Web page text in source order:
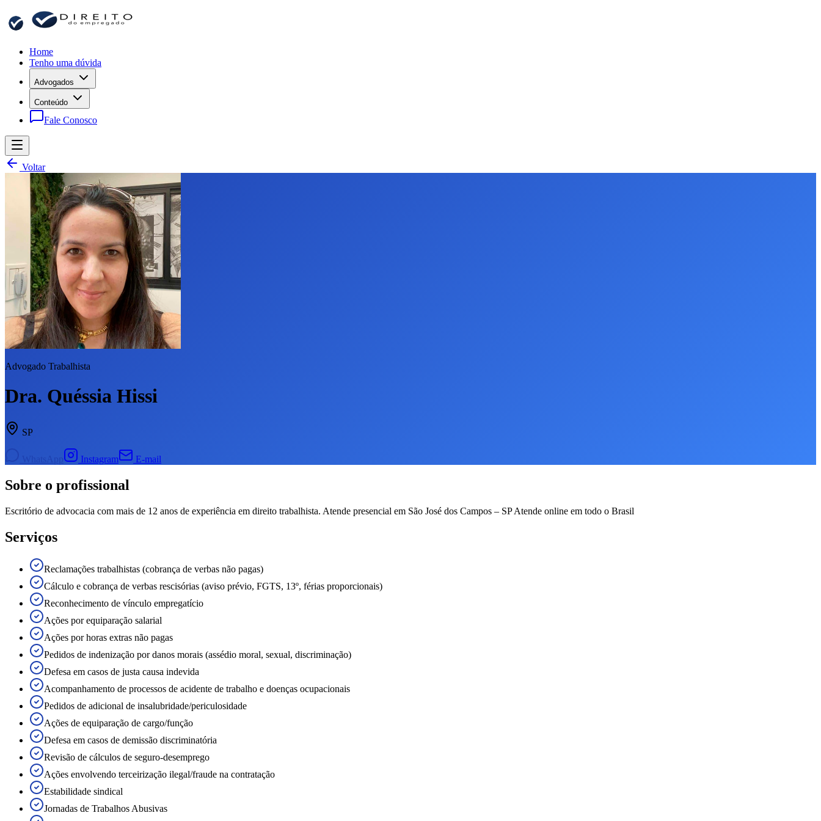
Home
Tenho uma dúvida
Advogados
Conteúdo
Fale Conosco
Voltar
Advogado Trabalhista
Dra. Quéssia Hissi
SP
Instagram E-mail
Sobre o profissional
Escritório de advocacia com mais de 12 anos de experiência em direito trabalhista. Atende presencial em São José dos Campos – SP Atende online em todo o Brasil
Serviços
Reclamações trabalhistas (cobrança de verbas não pagas)
Cálculo e cobrança de verbas rescisórias (aviso prévio, FGTS, 13º, férias proporcionais)
Reconhecimento de vínculo empregatício
Ações por equiparação salarial
Ações por horas extras não pagas
Pedidos de indenização por danos morais (assédio moral, sexual, discriminação)
Defesa em casos de justa causa indevida
Acompanhamento de processos de acidente de trabalho e doenças ocupacionais
Pedidos de adicional de insalubridade/periculosidade
Ações de equiparação de cargo/função
Defesa em casos de demissão discriminatória
Revisão de cálculos de seguro-desemprego
Ações envolvendo terceirização ilegal/fraude na contratação
Estabilidade sindical
Jornadas de Trabalhos Abusivas